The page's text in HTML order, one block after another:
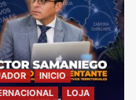
INICIO
LOJA